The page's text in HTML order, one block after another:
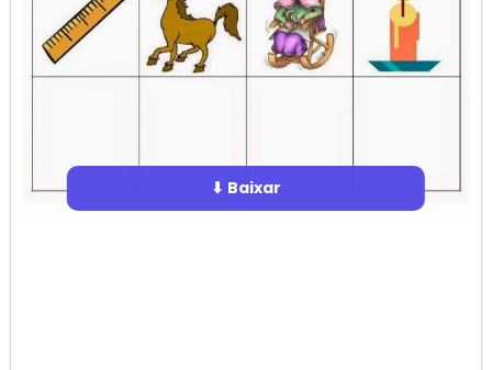
⬇ Baixar